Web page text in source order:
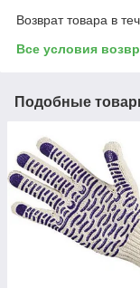
Возврат товара в
Все условия
Подобные